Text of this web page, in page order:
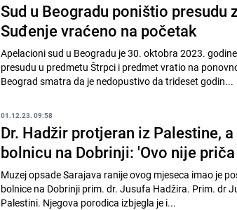
Sud u Beogradu poništio presudu
Suđenje vraćeno na početak
Apelacioni sud u Beogradu je 30. oktobra 2023.
presudu u predmetu Štrpci i predmet vratio na
Beograd smatra da je nedopustivo da trideset godin...
01.12.23. 09:58
Dr. Hadžir protjeran iz Palestine,
bolnicu na Dobrinji: 'Ovo nije
Muzej opsade Sarajava ranije ovog mjeseca imao je
bolnice na Dobrinji prim. dr. Jusufa Hadžira. Prim. dr
Palestini. Njegova porodica izbjegla je i...